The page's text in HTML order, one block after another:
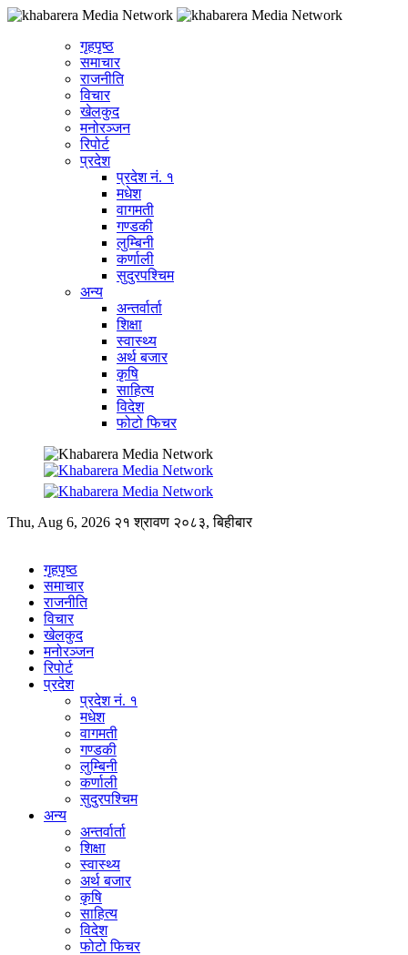
गृहपृष्ठ
समाचार
राजनीति
विचार
खेलकुद
मनोरञ्जन
रिपोर्ट
प्रदेश
प्रदेश नं. १
मधेश
वागमती
गण्डकी
लुम्बिनी
कर्णाली
सुदुरपश्चिम
अन्य
अन्तर्वार्ता
शिक्षा
स्वास्थ्य
अर्थ बजार
कृषि
साहित्य
विदेश
फोटो फिचर
Thu, Aug 6, 2026 २१ श्रावण २०८३, बिहीबार
गृहपृष्ठ
समाचार
राजनीति
विचार
खेलकुद
मनोरञ्जन
रिपोर्ट
प्रदेश
प्रदेश नं. १
मधेश
वागमती
गण्डकी
लुम्बिनी
कर्णाली
सुदुरपश्चिम
अन्य
अन्तर्वार्ता
शिक्षा
स्वास्थ्य
अर्थ बजार
कृषि
साहित्य
विदेश
फोटो फिचर